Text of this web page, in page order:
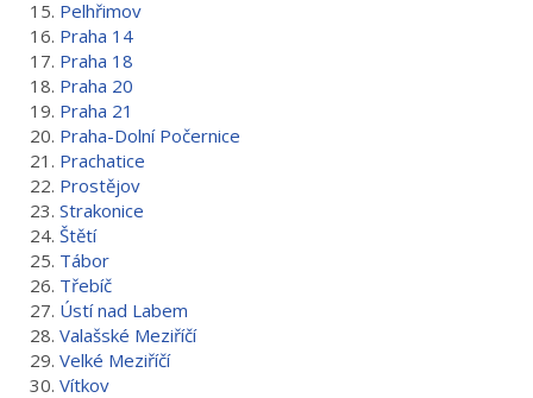
15. Pelhřimov
16. Praha 14
17. Praha 18
18. Praha 20
19. Praha 21
20. Praha-Dolní Počernice
21. Prachatice
22. Prostějov
23. Strakonice
24. Štětí
25. Tábor
26. Třebíč
27. Ústí nad Labem
28. Valašské Meziříčí
29. Velké Meziříčí
30. Vítkov